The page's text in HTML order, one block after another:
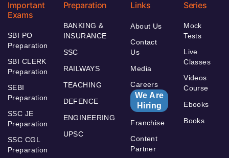
Important
Exams
SBI PO
Preparation
SBI CLERK
Preparation
SEBI
Preparation
SSC JE
Preparation
SSC CGL
Preparation
Preparation
BANKING &
INSURANCE
SSC
RAILWAYS
TEACHING
DEFENCE
ENGINEERING
UPSC
Links
About Us
Contact
Us
Media
Careers
We Are
Hiring
Franchise
Content
Partner
Series
Mock
Tests
Live
Classes
Videos
Course
Ebooks
Books